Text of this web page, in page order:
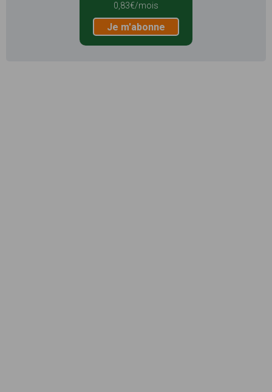
0,83€/mois
Je m'abonne